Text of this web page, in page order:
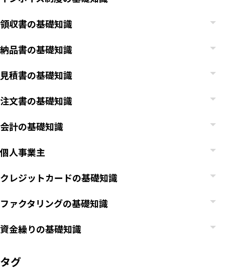
領収書の基礎知識
納品書の基礎知識
見積書の基礎知識
注文書の基礎知識
会計の基礎知識
個人事業主
クレジットカードの基礎知識
ファクタリングの基礎知識
資金繰りの基礎知識
タグ
いますぐ無料登録